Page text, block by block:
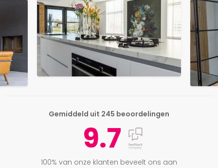
Gemiddeld uit 245 beoordelingen
9.7
100% van onze klanten beveelt ons aan